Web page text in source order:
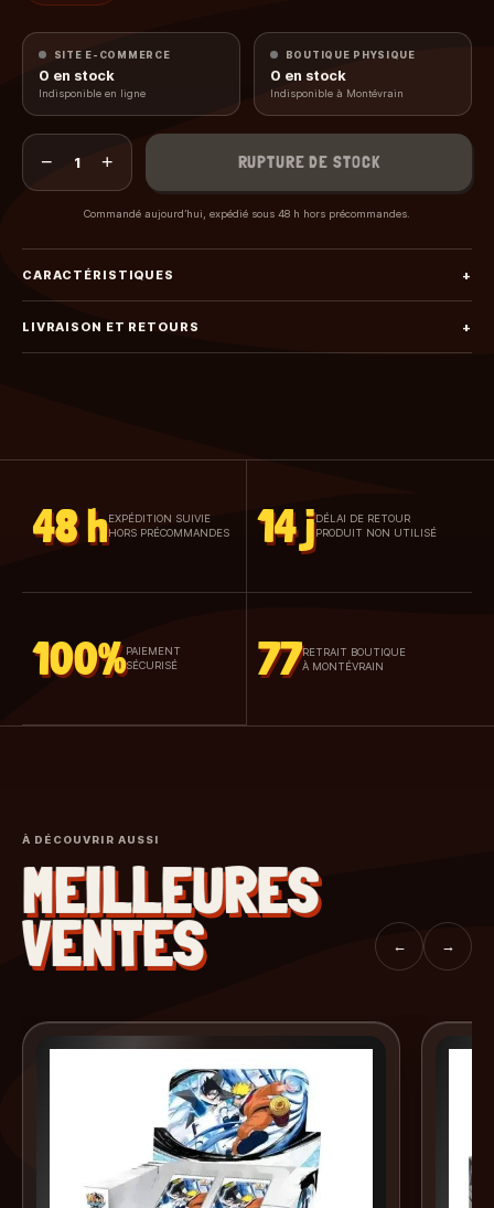
SITE E-COMMERCE
0 en stock
Indisponible en ligne
BOUTIQUE PHYSIQUE
0 en stock
Indisponible à Montévrain
− 1 + RUPTURE DE STOCK
Commandé aujourd’hui, expédié sous 48 h hors précommandes.
CARACTÉRISTIQUES +
LIVRAISON ET RETOURS +
48 h EXPÉDITION SUIVIE
HORS PRÉCOMMANDES
14 jDÉLAI DE RETOUR
PRODUIT NON UTILISÉ
100% PAIEMENT
SÉCURISÉ
77RETRAIT BOUTIQUE
À MONTÉVRAIN
À DÉCOUVRIR AUSSI
MEILLEURES
VENTES ← →